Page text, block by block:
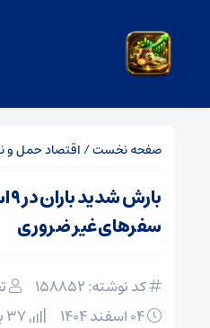
صفحه نخست/ اقتصاد حمل و
سفرهای غیر ضروری
کد نوشته: 158852